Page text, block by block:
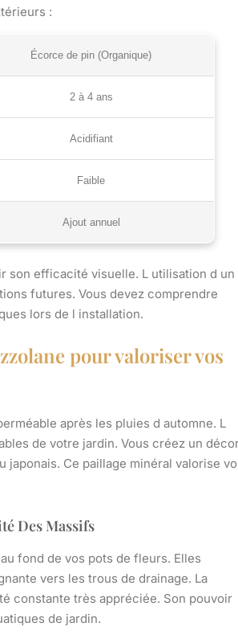
:
Écorce de pin (Organique)
2 à 4 ans
Acidifiant
Faible
Ajout annuel
son efficacité visuelle. L utilisation d un
futures. Vous devez comprendre
lors de l installation.
pour valoriser vos
après les pluies d automne. L
de votre jardin. Vous créez un
japonais. Ce paillage minéral valorise
Des Massifs
fond de vos pots de fleurs. Elles
vers les trous de drainage. La
constante très appréciée. Son pouvoir
de jardin.